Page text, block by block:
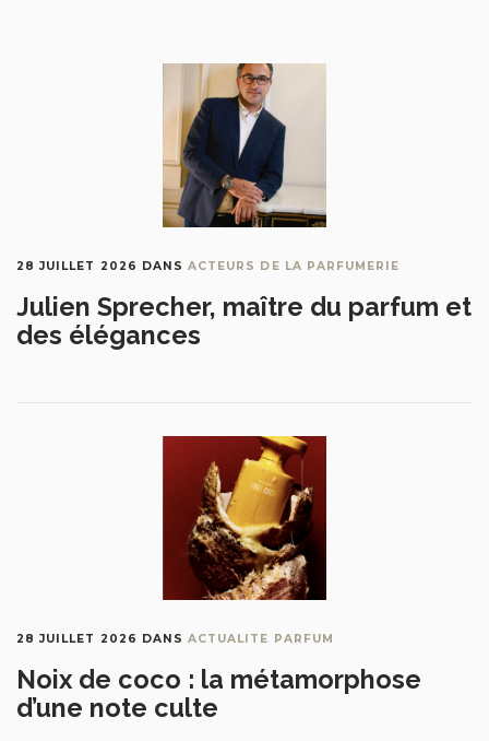
28 JUILLET 2026 DANSACTEURS DE LA PARFUMERIE
Julien Sprecher, maître du parfum et
des élégances
28 JUILLET 2026 DANSACTUALITE PARFUM
Noix de coco : la métamorphose
d’une note culte